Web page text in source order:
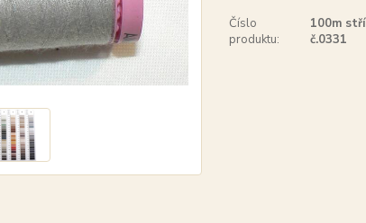
Číslo
produktu:
100m
č.0331